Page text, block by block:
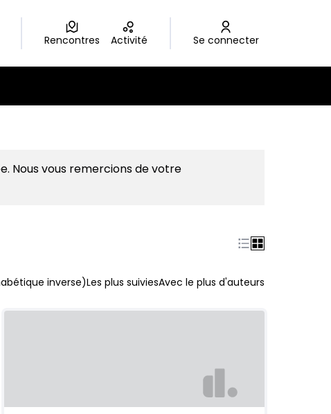
Rencontres Activité Se connecter
Nous vous remercions de votre
inverse)Les plus suiviesAvec le plus d'auteurs